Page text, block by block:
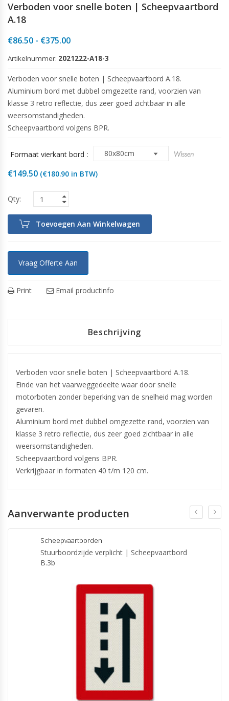
Verboden voor snelle boten | Scheepvaartbord
A.18
€86.50 - €375.00Prijsklasse:
tot
Artikelnummer: 2021222-A18-3
Verboden voor snelle boten | Scheepvaartbord A.18.
Aluminium bord met dubbel omgezette rand, voorzien van
klasse 3 retro reflectie, dus zeer goed zichtbaar in alle
weersomstandigheden.
Scheepvaartbord volgens BPR.
Formaat vierkant bord Wissen
€149.50 (€180.90 in BTW)
Toevoegen Aan Winkelwagen
Vraag Offerte Aan
Print Email productinfo
Beschrijving
Verboden voor snelle boten | Scheepvaartbord A.18.
Einde van het vaarweggedeelte waar door snelle
motorboten zonder beperking van de snelheid mag worden
gevaren.
Aluminium bord met dubbel omgezette rand, voorzien van
klasse 3 retro reflectie, dus zeer goed zichtbaar in alle
weersomstandigheden.
Scheepvaartbord volgens BPR.
Verkrijgbaar in formaten 40 t/m 120 cm.
Aanverwante producten
Scheepvaartborden
Stuurboordzijde verplicht | Scheepvaartbord
B.3b